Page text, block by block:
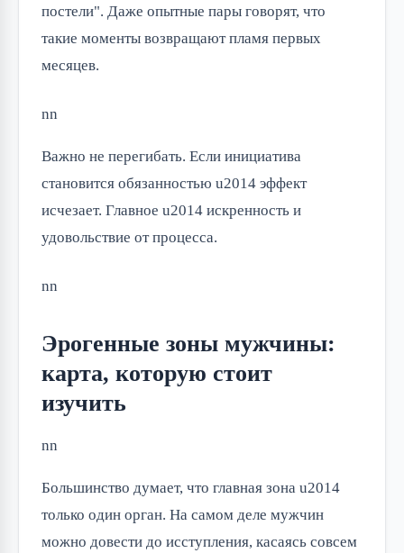
постели". Даже опытные пары говорят, что
такие моменты возвращают пламя первых
месяцев.
nn
Важно не перегибать. Если инициатива
становится обязанностью u2014 эффект
исчезает. Главное u2014 искренность и
удовольствие от процесса.
nn
Эрогенные зоны мужчины:
карта, которую стоит
изучить
nn
Большинство думает, что главная зона u2014
только один орган. На самом деле мужчин
можно довести до исступления, касаясь совсем